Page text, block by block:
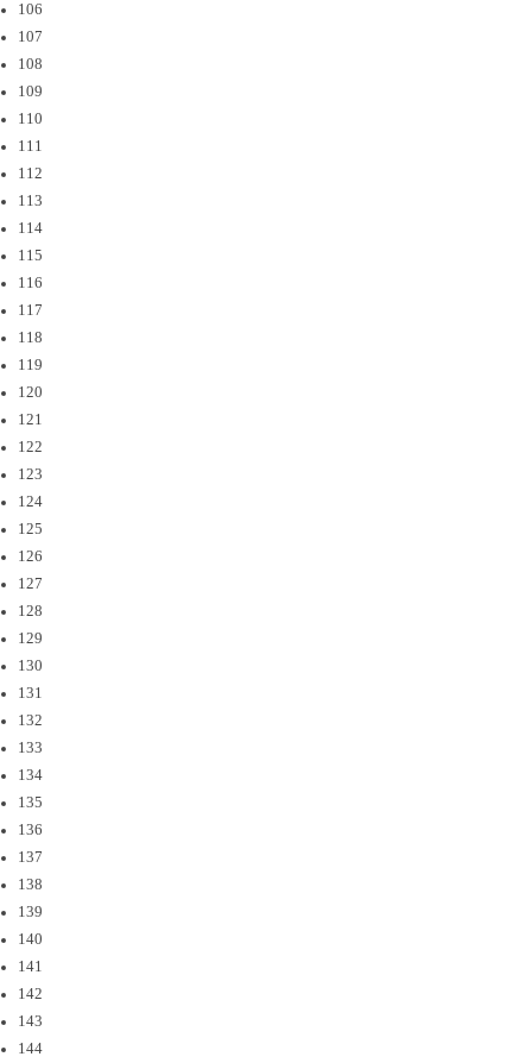
106
107
108
109
110
111
112
113
114
115
116
117
118
119
120
121
122
123
124
125
126
127
128
129
130
131
132
133
134
135
136
137
138
139
140
141
142
143
144